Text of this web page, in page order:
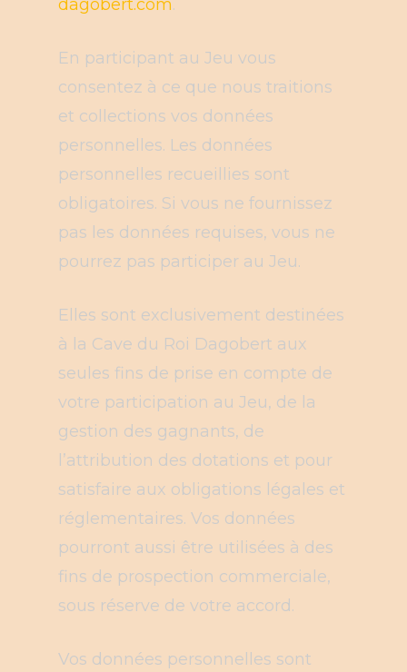
dagobert.com.
En participant au Jeu vous
consentez à ce que nous traitions
et collections vos données
personnelles. Les données
personnelles recueillies sont
obligatoires. Si vous ne fournissez
pas les données requises, vous ne
pourrez pas participer au Jeu.
Elles sont exclusivement destinées
à la Cave du Roi Dagobert aux
seules fins de prise en compte de
votre participation au Jeu, de la
gestion des gagnants, de
l’attribution des dotations et pour
satisfaire aux obligations légales et
réglementaires. Vos données
pourront aussi être utilisées à des
fins de prospection commerciale,
sous réserve de votre accord.
Vos données personnelles sont